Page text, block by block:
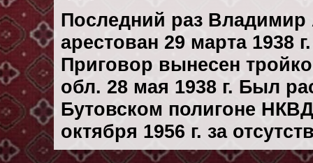
Последний раз
арестован 29 марта 1938 г.
Приговор вынесен
обл. 28 мая 1938 г. Был
Бутовском полигоне
октября 1956 г. за